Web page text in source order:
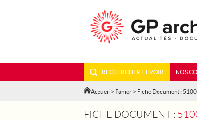
RECHERCHER ET VOIR NOS
Accueil > Panier > Fiche Document :
FICHE DOCUMENT :